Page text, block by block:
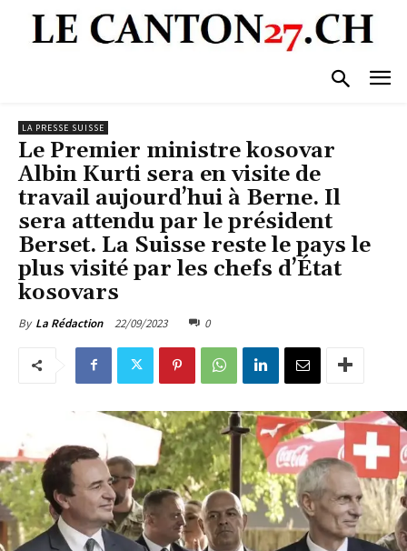
LA PRESSE SUISSE
Le Premier ministre kosovar
Albin Kurti sera en visite de
travail aujourd’hui à Berne. Il
sera attendu par le président
Berset. La Suisse reste le pays le
plus visité par les chefs d’État
kosovars
By La Rédaction 22/09/2023 0